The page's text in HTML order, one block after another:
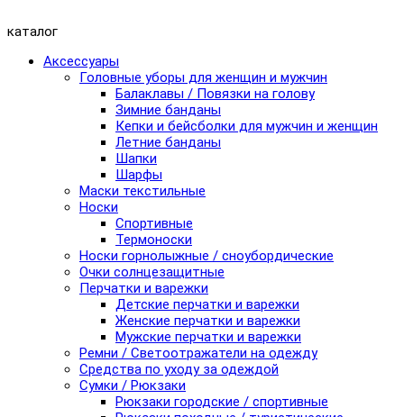
каталог
Аксессуары
Головные уборы для женщин и мужчин
Балаклавы / Повязки на голову
Зимние банданы
Кепки и бейсболки для мужчин и женщин
Летние банданы
Шапки
Шарфы
Маски текстильные
Носки
Спортивные
Термоноски
Носки горнолыжные / сноубордические
Очки солнцезащитные
Перчатки и варежки
Детские перчатки и варежки
Женские перчатки и варежки
Мужские перчатки и варежки
Ремни / Светоотражатели на одежду
Средства по уходу за одеждой
Сумки / Рюкзаки
Рюкзаки городские / спортивные